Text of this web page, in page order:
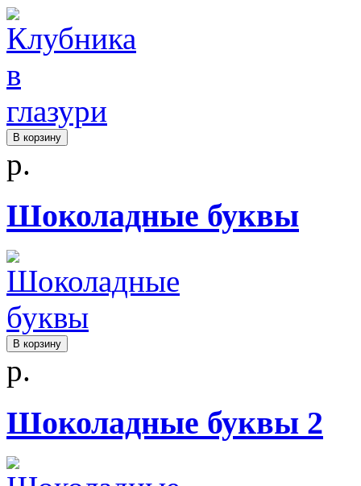
В корзину
р.
Шоколадные буквы
В корзину
р.
Шоколадные буквы 2